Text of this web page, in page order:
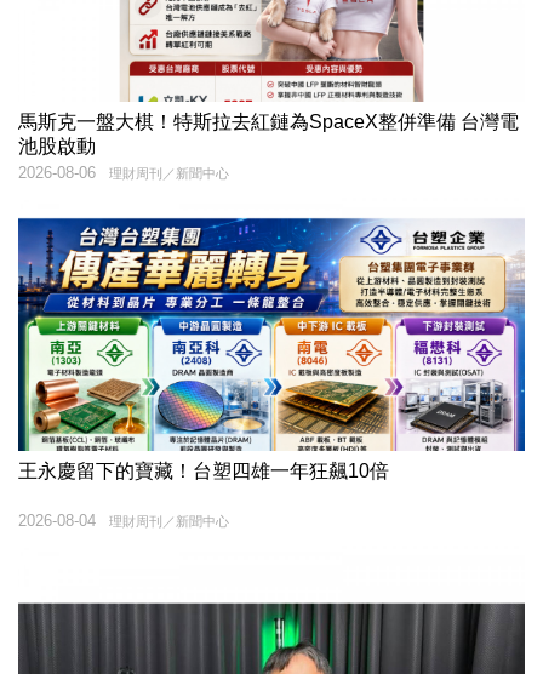
馬斯克一盤大棋！特斯拉去紅鏈為SpaceX整併準備 台灣電
池股啟動
理財周刊／新聞中心
2026-08-06
王永慶留下的寶藏！台塑四雄一年狂飆10倍
理財周刊／新聞中心
2026-08-04